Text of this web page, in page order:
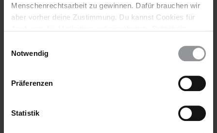
Menschenrechtsarbeit zu gewinnen. Dafür brauchen wir
aber vorher deine Zustimmung. Du kannst Cookies für
wieder ändern. Diesen Banner kannst Du über den Link
Notwendig
Präferenzen
Statistik